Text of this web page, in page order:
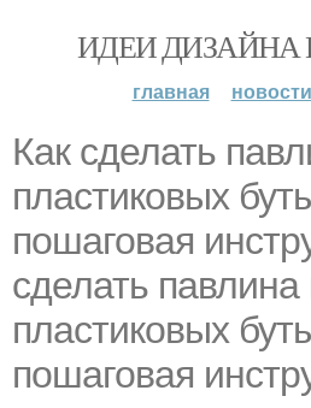
ИДЕИ ДИЗАЙНА
главная новости
Как сделать
пластиковых
пошаговая
сделать павлина
пластиковых
пошаговая